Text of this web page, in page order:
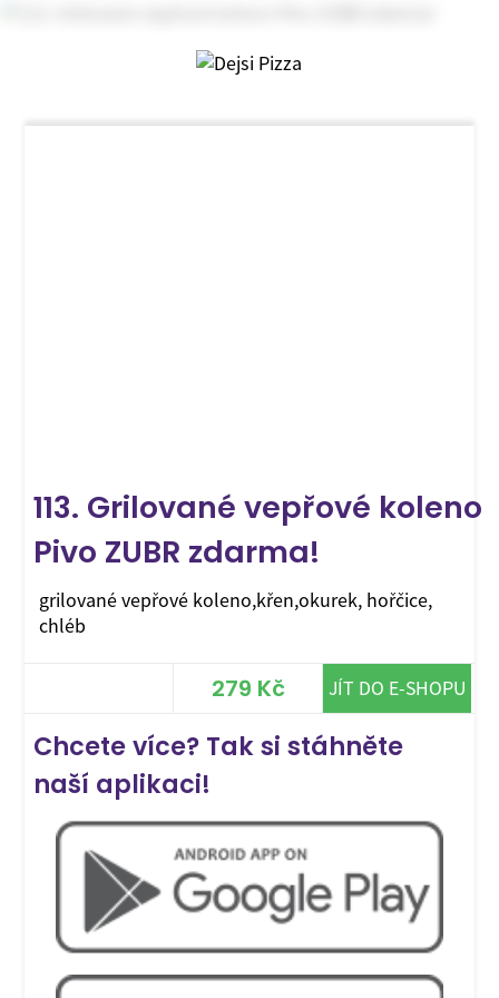
113. Grilované vepřové koleno
Pivo ZUBR zdarma!
grilované vepřové koleno,křen,okurek, hořčice,
chléb
279 Kč JÍT DO E-SHOPU
Chcete více? Tak si stáhněte
naší aplikaci!